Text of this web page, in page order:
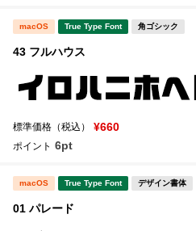
macOS True Type Font 角ゴシック
43 フルハウス
標準価格（税込） ¥660
ポイント 6pt
macOS True Type Font デザイン書体
01 パレード